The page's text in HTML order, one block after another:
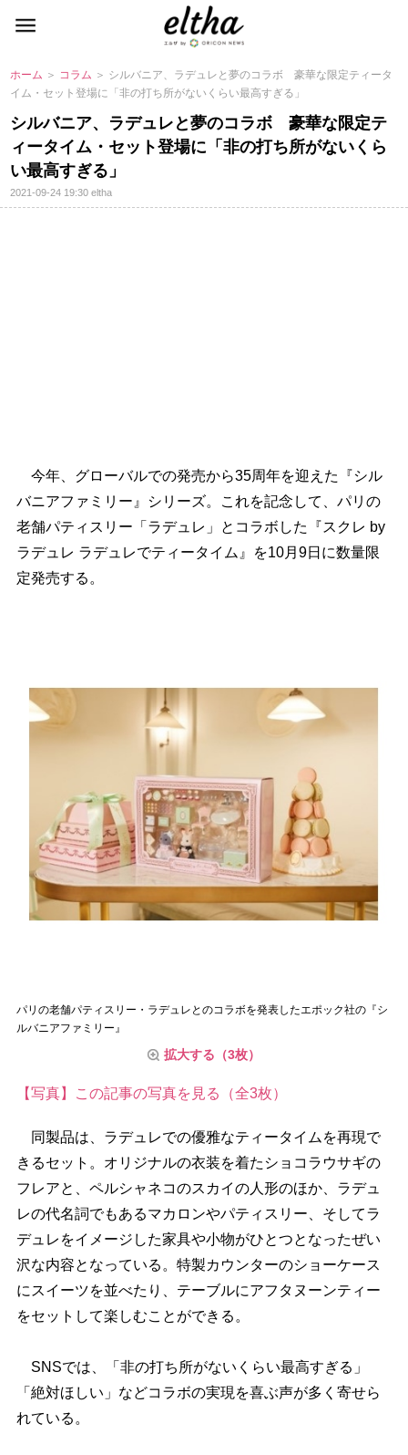
ホーム ＞ コラム ＞ シルバニア、ラデュレと夢のコラボ 豪華な限定ティータ
イム・セット登場に「非の打ち所がないくらい最高すぎる」
シルバニア、ラデュレと夢のコラボ 豪華な限定テ
ィータイム・セット登場に「非の打ち所がないくら
い最高すぎる」
2021-09-24 19:30eltha
今年、グローバルでの発売から35周年を迎えた『シル
バニアファミリー』シリーズ。これを記念して、パリの
老舗パティスリー「ラデュレ」とコラボした『スクレ by
ラデュレ ラデュレでティータイム』を10月9日に数量限
定発売する。
パリの老舗パティスリー・ラデュレとのコラボを発表したエポック社の『シ
ルバニアファミリー』
拡大する（3枚）
【写真】この記事の写真を見る（全3枚）
同製品は、ラデュレでの優雅なティータイムを再現で
きるセット。オリジナルの衣装を着たショコラウサギの
フレアと、ペルシャネコのスカイの人形のほか、ラデュ
レの代名詞でもあるマカロンやパティスリー、そしてラ
デュレをイメージした家具や小物がひとつとなったぜい
沢な内容となっている。特製カウンターのショーケース
にスイーツを並べたり、テーブルにアフタヌーンティー
をセットして楽しむことができる。
SNSでは、「非の打ち所がないくらい最高すぎる」
「絶対ほしい」などコラボの実現を喜ぶ声が多く寄せら
れている。